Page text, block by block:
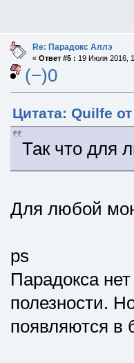
Re: Парадокс Аллэ
« Ответ #5 : 19 Июля 2016,
(−)0
Цитата: Quilfe
Так что для
Для любой
ps
Парадокса
полезности.
появляются в